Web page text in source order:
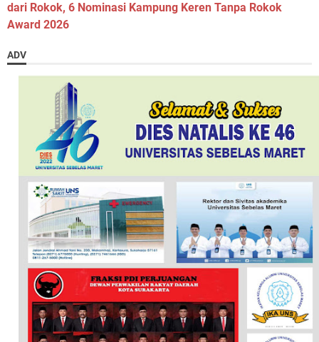
dari Rokok, 6 Nominasi Kampung Keren Tanpa Rokok
Award 2026
ADV